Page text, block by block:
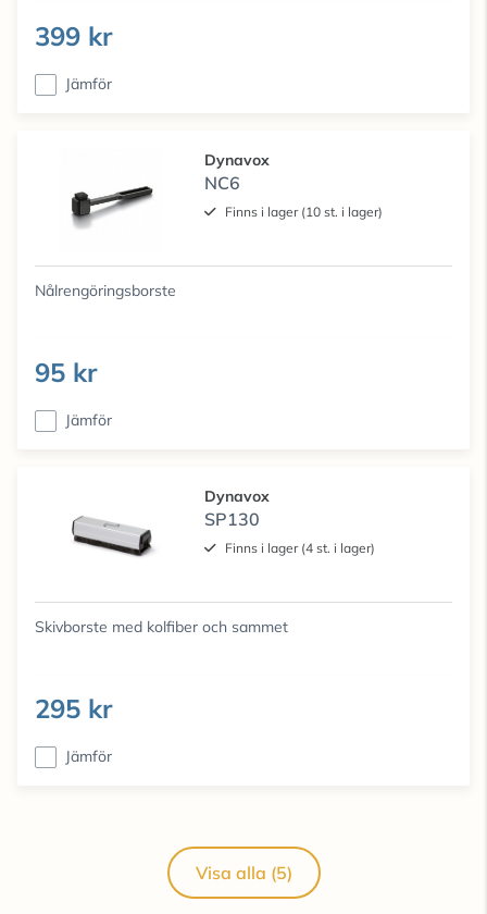
399 kr
Jämför
Dynavox
NC6
Finns i lager (10 st. i lager)
Nålrengöringsborste
95 kr
Jämför
Dynavox
SP130
Finns i lager (4 st. i lager)
Skivborste med kolfiber och sammet
295 kr
Jämför
Visa alla (5)